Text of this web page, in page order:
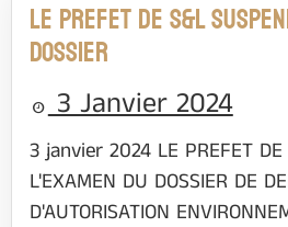
LE PREFET DE S&L
DOSSIER
3 Janvier 2024
3 janvier 2024 LE PREFET
L'EXAMEN DU DOSSIER DE
D'AUTORISATION